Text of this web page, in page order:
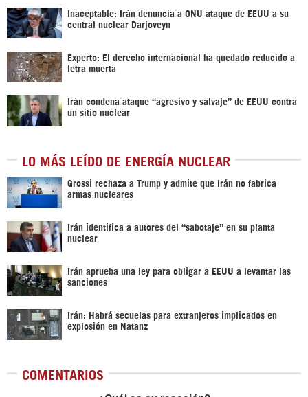
Inaceptable: Irán denuncia a ONU ataque de EEUU a su
central nuclear Darjoveyn
Experto: El derecho internacional ha quedado reducido a
letra muerta
Irán condena ataque “agresivo y salvaje” de EEUU contra
un sitio nuclear
LO MÁS LEÍDO DE ENERGÍA NUCLEAR
Grossi rechaza a Trump y admite que Irán no fabrica
armas nucleares
Irán identifica a autores del “sabotaje” en su planta
nuclear
Irán aprueba una ley para obligar a EEUU a levantar las
sanciones
Irán: Habrá secuelas para extranjeros implicados en
explosión en Natanz
COMENTARIOS